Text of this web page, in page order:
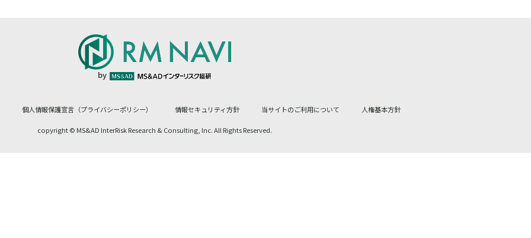
by
個人情報保護宣言（プライバシーポリシー） 情報セキュリティ方針 当サイトのご利用について 人権基本方針
copyright © MS&AD InterRisk Research & Consulting, Inc. All Rights Reserved.